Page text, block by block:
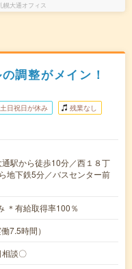
大通オフィス
調整がメイン！
土日祝日が休み 残業なし
駅から徒歩10分／西１８丁
地下鉄5分／バスセンター前
＊有給取得率100％
7.5時間）
談〇